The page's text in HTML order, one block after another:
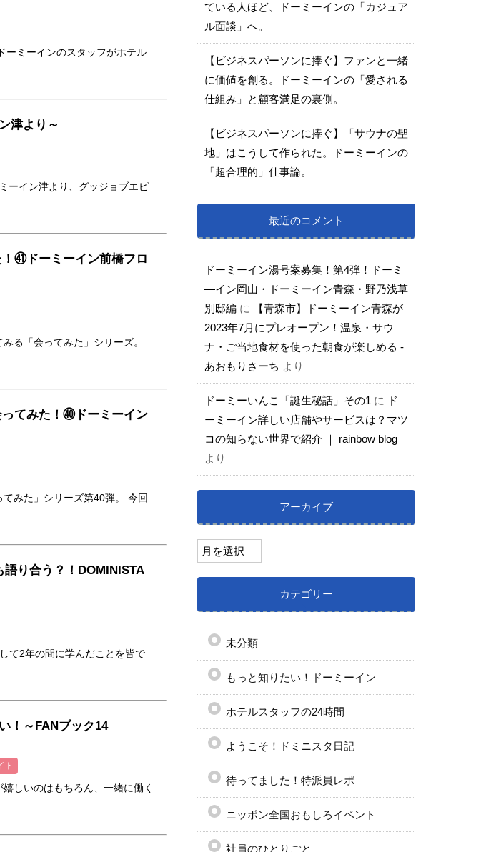
ーミーインのスタッフがホテル
津より～
ーイン津より、グッジョブエピ
㊶ドーミーイン前橋フロ
る「会ってみた」シリーズ。
てみた！㊵ドーミーイン
みた」シリーズ第40弾。 今回
り合う？！DOMINISTA
て2年の間に学んだことを皆で
！～FANブック14
ト
しいのはもちろん、一緒に働く
ている人ほど、ドーミーインの「カジュア
ル面談」へ。
【ビジネスパーソンに捧ぐ】ファンと一緒
に価値を創る。ドーミーインの「愛される
仕組み」と顧客満足の裏側。
【ビジネスパーソンに捧ぐ】「サウナの聖
地」はこうして作られた。ドーミーインの
「超合理的」仕事論。
最近のコメント
ドーミーイン湯号案募集！第4弾！ドーミ
―イン岡山・ドーミーイン青森・野乃浅草
別邸編に
【青森市】ドーミーイン青森が
2023年7月にプレオープン！温泉・サウ
ナ・ご当地食材を使った朝食が楽しめる -
あおもりさーち より
ドーミーいんこ「誕生秘話」その1 に
ド
ーミーイン詳しい店舗やサービスは？マツ
コの知らない世界で紹介 ｜ rainbow blog
より
アーカイブ
カテゴリー
未分類
もっと知りたい！ドーミーイン
ホテルスタッフの24時間
ようこそ！ドミニスタ日記
待ってました！特派員レポ
ニッポン全国おもしろイベント
社員のひとりごと